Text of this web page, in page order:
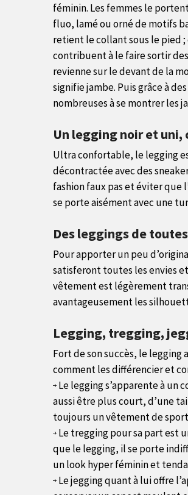
féminin. Les femmes le
fluo, lamé ou orné de motifs
retient le collant sous le pied ;
contribuent à le faire sortir des
revienne sur le devant de la
signifie jambe. Puis grâce à
nombreuses à se montrer les
Un legging noir et
Ultra confortable, le legging
décontractée avec des
fashion faux pas et éviter que
se porte aisément avec une
Des leggings de
Pour apporter un peu
satisferont toutes les envies
vêtement est légèrement
avantageusement les
Legging, tregging,
Fort de son succès, le legging
comment les différencier et
Le legging s’apparente à un
aussi être plus court, d’une
toujours un vêtement de
Le tregging pour sa part est
que le legging, il se porte
un look hyper féminin et
Le jegging quant à lui offre